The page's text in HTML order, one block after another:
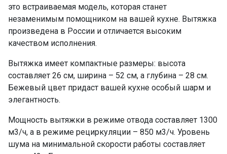
это встраиваемая модель, которая станет
незаменимым помощником на вашей кухне. Вытяжка
произведена в России и отличается высоким
качеством исполнения.
Вытяжка имеет компактные размеры: высота
составляет 26 см, ширина – 52 см, а глубина – 28 см.
Бежевый цвет придаст вашей кухне особый шарм и
элегантность.
Мощность вытяжки в режиме отвода составляет 1300
м3/ч, а в режиме рециркуляции – 850 м3/ч. Уровень
шума на минимальной скорости работы составляет